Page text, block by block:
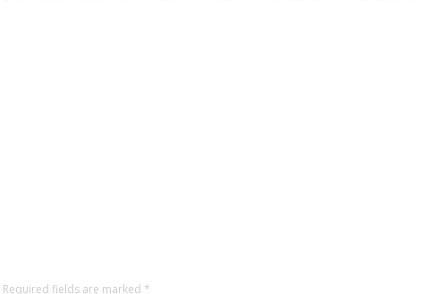
Required fields are marked *